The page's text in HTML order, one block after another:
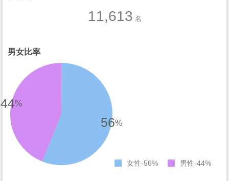
11,613 名
男女比率
56%
44%
女性 56% 男性 44%